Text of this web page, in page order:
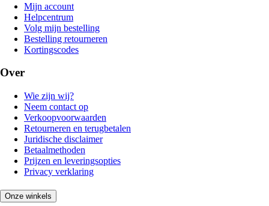
Mijn account
Helpcentrum
Volg mijn bestelling
Bestelling retourneren
Kortingscodes
Over
Wie zijn wij?
Neem contact op
Verkoopvoorwaarden
Retourneren en terugbetalen
Juridische disclaimer
Betaalmethoden
Prijzen en leveringsopties
Privacy verklaring
Onze winkels